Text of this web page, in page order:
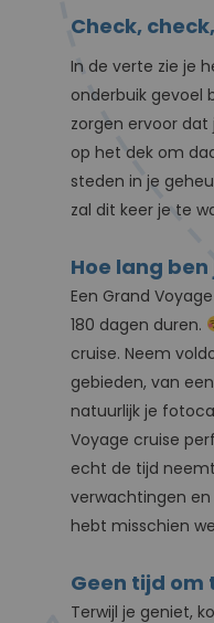
Check,
In de verte zie je
onderbuik gevoel
zorgen ervoor
op het dek om
steden in je
zal dit keer je te
Hoe lang
Een Grand
180 dagen duren.
cruise. Neem
gebieden, van
natuurlijk je
Voyage cruise
echt de tijd
verwachtingen
hebt misschien
Geen tijd om
Terwijl je geniet,